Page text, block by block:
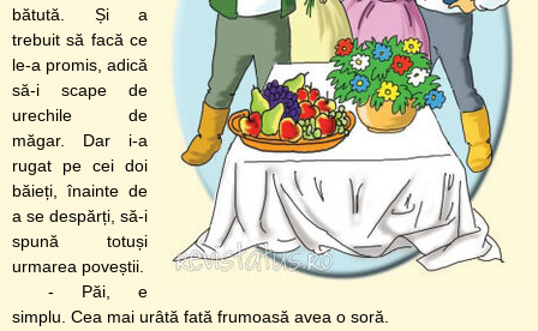
bătută. Și a
trebuit să facă ce
le-a promis, adică
să-i scape de
urechile de
măgar. Dar i-a
rugat pe cei doi
băieți, înainte de
a se despărți, să-i
spună totuși
urmarea poveștii.
- Păi, e
simplu. Cea mai urâtă fată frumoasă avea o soră.